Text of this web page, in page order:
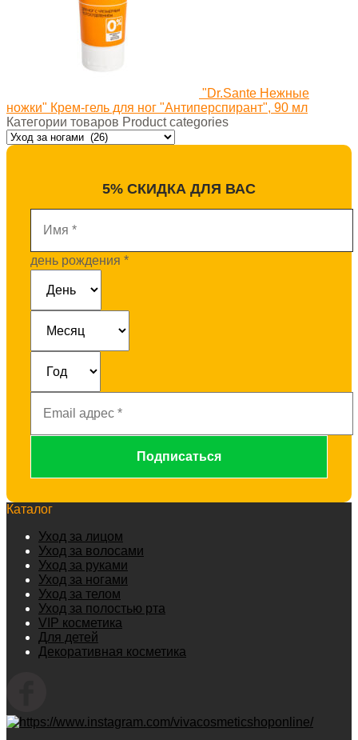
"Dr.Sante Нежные
ножки" Крем-гель для ног "Антиперспирант", 90 мл
Категории товаров Product categories
5% СКИДКА ДЛЯ ВАС
день рождения *
адрес
*
Каталог
Уход за лицом
Уход за волосами
Уход за руками
Уход за ногами
Уход за телом
Уход за полостью рта
VIP косметика
Для детей
Декоративная косметика